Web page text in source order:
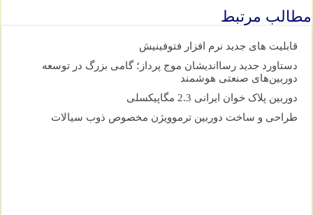
مطالب مرتبط
قابلیت های جدید نرم افزار فتوفینیش
دستاورد جدید رسااندیشان موج پرداز؛ گامی بزرگ در توسعه
دوربین‌های صنعتی هوشمند
دوربین پلاک خوان ایرانی 2.3 مگاپیکسلی
طراحی و ساخت دوربین ترموویژن مخصوص ذوب سیالات